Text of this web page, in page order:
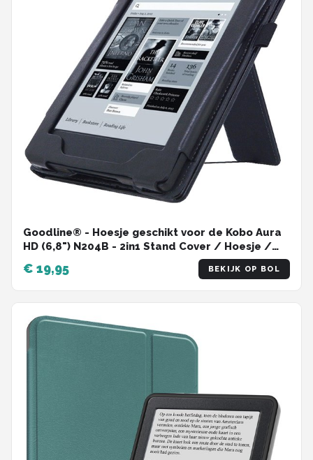
PocketBook
Geschikt voor
i12Cover
Goodline
Alle merken →
Goodline® - Hoesje geschikt voor de Kobo Aura
HD (6,8") N204B - 2in1 Stand Cover / Hoesje /
€ 19,95 BEKIJK OP BOL